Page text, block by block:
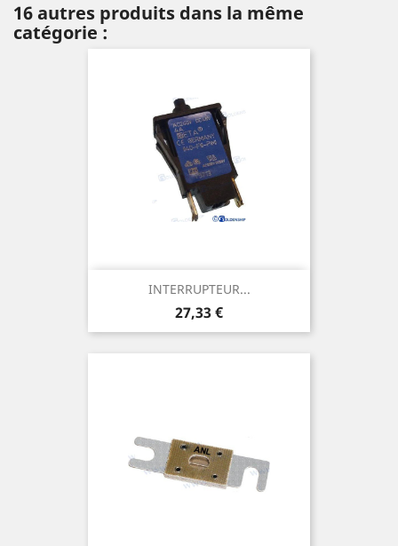
16 autres produits dans la même
catégorie :
INTERRUPTEUR...
Prix
27,33 €